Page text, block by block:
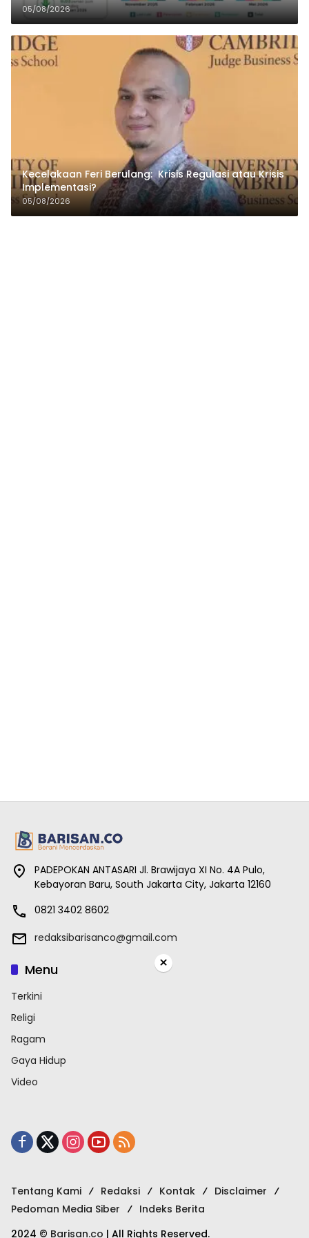
05/08/2026
Kecelakaan Feri Berulang: Krisis Regulasi atau Krisis
Implementasi?
05/08/2026
PADEPOKAN ANTASARI Jl. Brawijaya XI No. 4A Pulo,
Kebayoran Baru, South Jakarta City, Jakarta 12160
0821 3402 8602
redaksibarisanco@gmail.com
Menu
Terkini
Religi
Ragam
Gaya Hidup
Video
Tentang Kami Redaksi Kontak
Disclaimer
Pedoman Media Siber
Indeks Berita
2024 © Barisan.co | All Rights Reserved.
×